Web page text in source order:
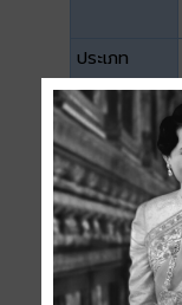
ประเภท
ขนาด
ดาวน์โหลด